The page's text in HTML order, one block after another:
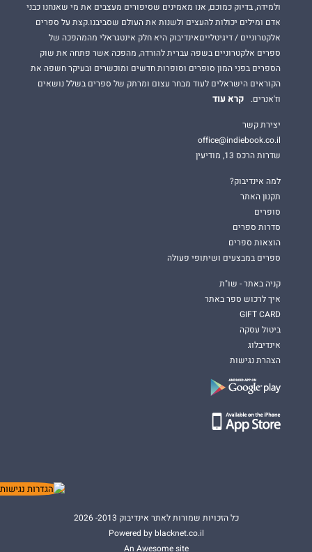
ולמידה, בדיוק כמוכם, אנו מאמינים שסיפורים מעצבים את מי שאנחנו כבני
אדם ומילים יכולות להעצים ולשנות את העולם שסביבנו.קצת על ספרים
אלקטרוניים / דיגיטלייםאינדיבוק היא חלק אינטגראלי מהמהפכה של
ספרים אלקטרוניים בשפה עברית להורדה, מהפכה אשר פתחה את שוק
הספרים בפני המון סופרים וסופרות חדשים ומוכשרים ובעיקר חשפה את
הקוראים הישראלים לעוד מבחר עצום ומרתק של ספרים בשלל נושאים
וז'אנרים.
קרא עוד
יצירת קשר
office@indiebook.co.il
שדרות הרכס 13, מודיעין
למה אינדיבוק?
תקנון האתר
סופרים
סדרות ספרים
הוצאות ספרים
ספרים במבצעים ושיתופי פעולה
קניה באתר - שו"ת
איך לרכוש ספר באתר
GIFT CARD
ביטול עסקה
אינדיבלוג
הצהרת נגישות
כל הזכויות שמורות לאתר אינדיבוק 2013- 2026
Powered by blacknet.co.il
An Awesome site